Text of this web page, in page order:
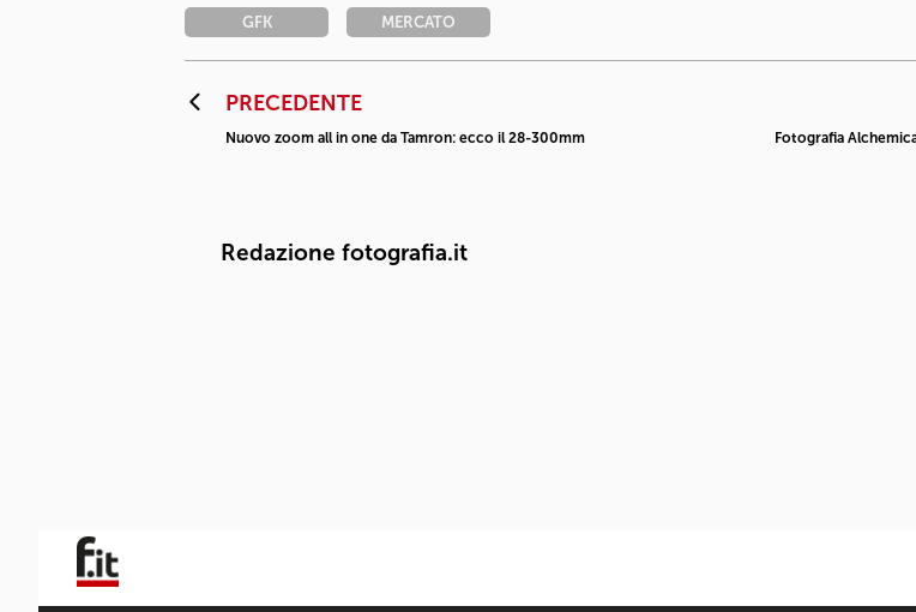
GFK MERCATO
PRECEDENTE
Nuovo zoom all in one da Tamron: ecco il 28-300mm Fotografia
Redazione fotografia.it